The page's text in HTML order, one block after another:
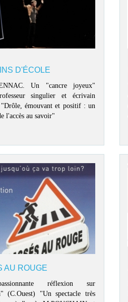
D'ÉCOLE
Un "cancre joyeux"
singulier et écrivain
"Drôle, émouvant et positif : un
l'accès au savoir"
AU ROUGE
réflexion sur
(C.Ouest) "Un spectacle très